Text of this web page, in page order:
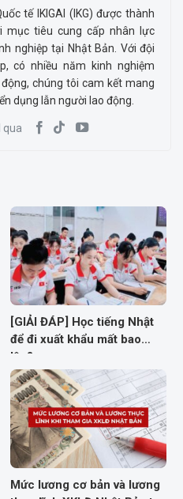
tế IKIGAI (IKG) được thành
mục tiêu cung cấp nhân lực
nghiệp tại Nhật Bản. Với đội
có nhiều năm kinh nghiệm
chúng tôi cam kết mang
dụng lẫn người lao động.
qua
[GIẢI ĐÁP] Học tiếng Nhật
để đi xuất khẩu mất bao
lâu?
Mức lương cơ bản và lương